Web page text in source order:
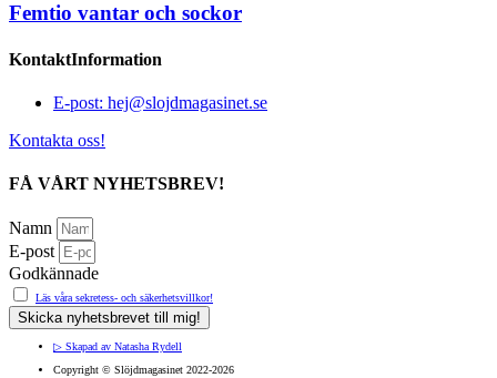
Femtio vantar och sockor
KontaktInformation
E-post: hej@slojdmagasinet.se
Kontakta oss!
FÅ VÅRT NYHETSBREV!
Namn
E-post
Godkännade
Läs våra sekretess- och säkerhetsvillkor!
Skicka nyhetsbrevet till mig!
▷ Skapad av Natasha Rydell
Copyright ©️ Slöjdmagasinet 2022-2026